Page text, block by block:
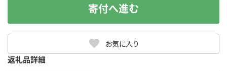
お気に入り
寄付へ進む
返礼品詳細